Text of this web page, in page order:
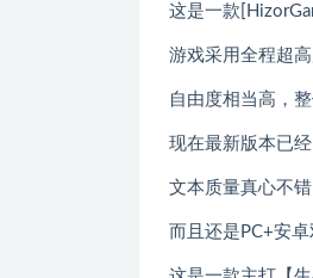
这是一款
游戏采用全程超
自由度相当高，
现在最新版本已
文本质量真心不
而且还是PC+安